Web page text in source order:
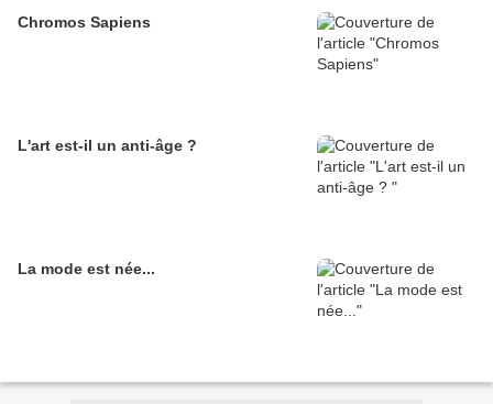
Chromos Sapiens
L'art est-il un anti-âge ?
La mode est née...